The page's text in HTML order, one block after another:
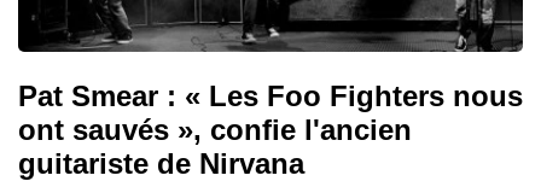
Pat Smear : « Les Foo Fighters nous
ont sauvés », confie l'ancien
guitariste de Nirvana